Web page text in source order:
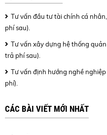
Tư vấn đầu tư tài chính cá
phí sau).
Tư vấn xây dựng hệ thống
trả phí sau).
Tư vấn định hướng nghề
phí).
CÁC BÀI VIẾT MỚI NHẤT